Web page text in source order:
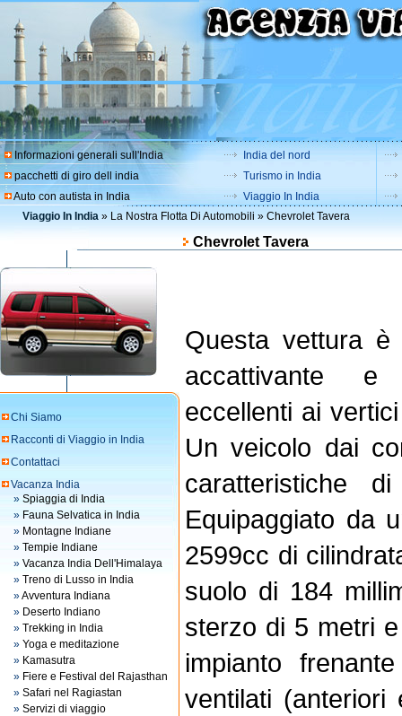
-
Informazioni generali sull'India
pacchetti di giro dell india
Auto con autista in India
India del nord
Turismo in India
Viaggio In India
Viaggio In India » La Nostra Flotta Di Automobili » Chevrolet Tavera
Chevrolet Tavera
Chi Siamo
Racconti di Viaggio in India
Contattaci
Vacanza India
» Spiaggia di India
» Fauna Selvatica in India
» Montagne Indiane
» Tempie Indiane
» Vacanza India Dell'Himalaya
» Treno di Lusso in India
»Avventura Indiana
» Deserto Indiano
» Trekking in India
» Yoga e meditazione
» Kamasutra
» Fiere e Festival del Rajasthan
» Safari nel Ragiastan
» Servizi di viaggio
Questa vettura
accattivante e
eccellenti ai
Un veicolo dai
caratteristiche
Equipaggiato da
2599cc di
suolo di 184
sterzo di 5 metri
impianto
ventilati (anteriori